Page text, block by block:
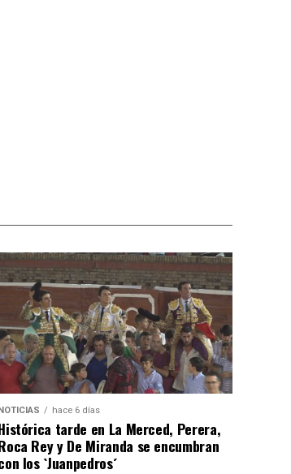
hace 6 días
tarde en La Merced, Perera,
Rey y De Miranda se encumbran
los `Juanpedros´